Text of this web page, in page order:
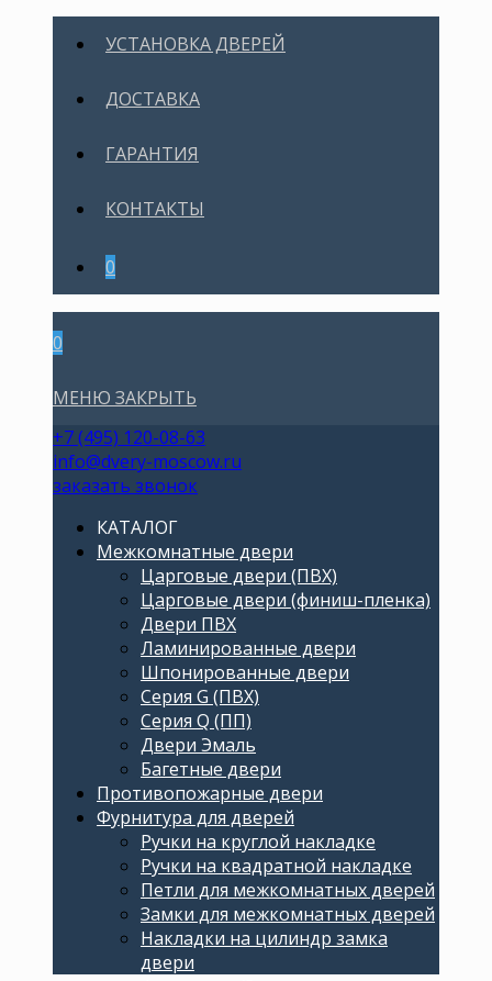
УСТАНОВКА ДВЕРЕЙ
ДОСТАВКА
ГАРАНТИЯ
КОНТАКТЫ
0
0
МЕНЮ ЗАКРЫТЬ
+7 (495) 120-08-63
info@dvery-moscow.ru
заказать звонок
КАТАЛОГ
Межкомнатные двери
Царговые двери (ПВХ)
Царговые двери (финиш-пленка)
Двери ПВХ
Ламинированные двери
Шпонированные двери
Серия G (ПВХ)
Серия Q (ПП)
Двери Эмаль
Багетные двери
Противопожарные двери
Фурнитура для дверей
Ручки на круглой накладке
Ручки на квадратной накладке
Петли для межкомнатных дверей
Замки для межкомнатных дверей
Накладки на цилиндр замка
двери